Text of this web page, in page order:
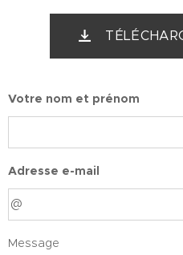
Votre nom et prénom
Adresse e-mail
Message